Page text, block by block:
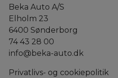
Beka Auto A/S
Elholm 23
6400 Sønderborg
74 43 28 00
info@beka-auto.dk
Privatlivs- og cookiepolitik